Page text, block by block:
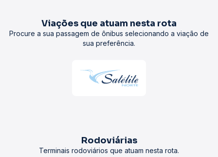
Viações que atuam nesta rota
Procure a sua passagem de ônibus selecionando a viação de
sua preferência.
Rodoviárias
Terminais rodoviários que atuam nesta rota.